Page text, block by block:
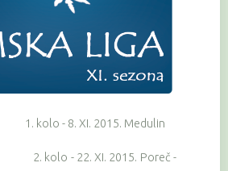
8. XI. 2015. Medulin
22. XI. 2015. Poreč -